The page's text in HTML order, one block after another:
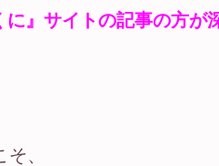
』サイトの記事の方が
、